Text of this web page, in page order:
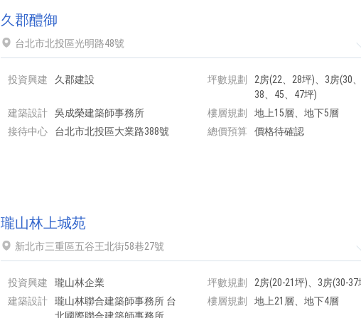
久郡醴御
台北市北投區光明路48號
投資興建 久郡建設 坪數規劃
2房(22、28坪)、3房(30
38、45、47坪)
建築設計
吳成榮建築師事務所 樓層規劃
地上15層、地下5層
接待中心
台北市北投區大業路388號 總價預算 價格待確認
瓏山林上城苑
新北市三重區五谷王北街58巷27號
投資興建 瓏山林企業 坪數規劃
2房(20-21坪)、3房(30-37
建築設計
瓏山林聯合建築師事務所 台
樓層規劃 地上21層、地下4層